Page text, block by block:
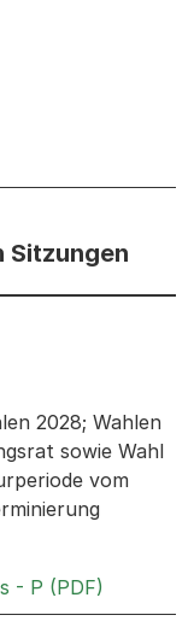
Sitzungen
Informationen
2028; Wahlen
sowie Wahl
vom
- P (PDF)